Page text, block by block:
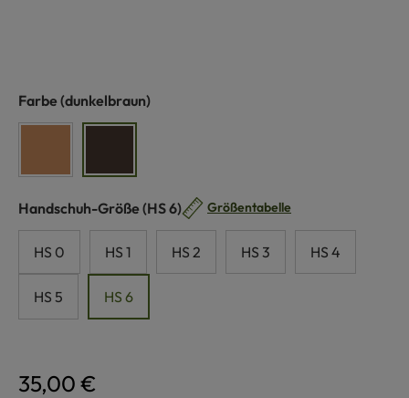
Farbe auswählen
(dunkelbraun)
Handschuh-Größe auswählen
(HS 6) Größentabelle
HS 0 HS 1 HS 2 HS 3 HS 4
HS 5 HS 6
35,00 €